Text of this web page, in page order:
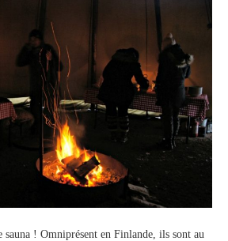
! Omniprésent en Finlande, ils sont au